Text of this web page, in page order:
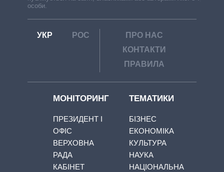
особи.
УКР РОС
ПРО НАС
КОНТАКТИ
ПРАВИЛА
МОНІТОРИНГ
ПРЕЗИДЕНТ І
ОФІС
ВЕРХОВНА
РАДА
КАБІНЕТ
ТЕМАТИКИ
БІЗНЕС
ЕКОНОМІКА
КУЛЬТУРА
НАУКА
НАЦІОНАЛЬНА